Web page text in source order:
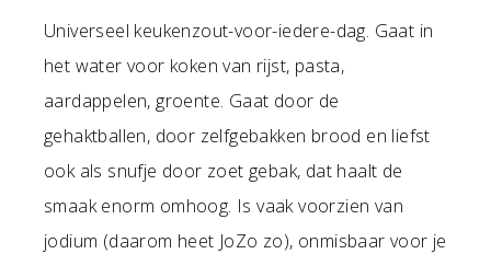
Universeel keukenzout-voor-iedere-dag. Gaat in
het water voor koken van rijst, pasta,
aardappelen, groente. Gaat door de
gehaktballen, door zelfgebakken brood en liefst
ook als snufje door zoet gebak, dat haalt de
smaak enorm omhoog. Is vaak voorzien van
jodium (daarom heet JoZo zo), onmisbaar voor je